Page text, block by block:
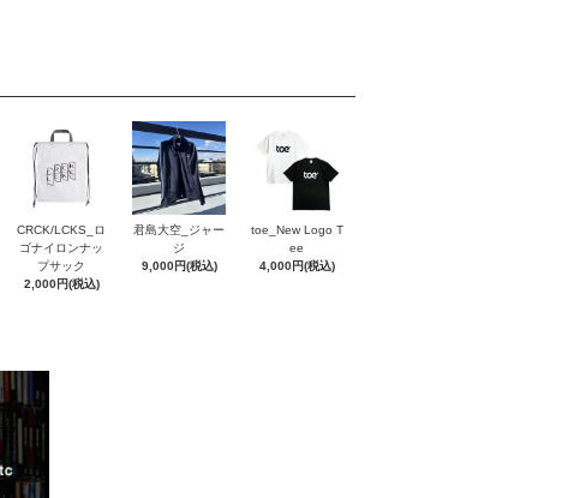
CRCK/LCKS_ロ
ゴナイロンナッ
プサック
2,000円(税込)
君島大空_ジャー
ジ
9,000円(税込)
toe_New Logo T
ee
4,000円(税込)